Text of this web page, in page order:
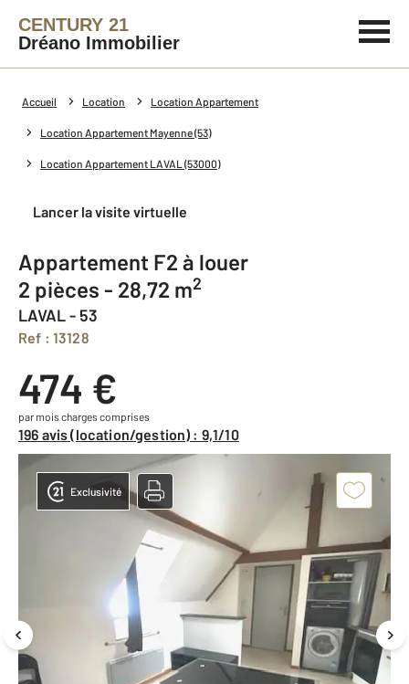
CENTURY 21
Dréano Immobilier
Accueil Location Location Appartement
Location Appartement Mayenne (53)
Location Appartement LAVAL (53000)
Lancer la visite virtuelle
Appartement F2 à louer
2 pièces - 28,72 m2
LAVAL - 53
Ref : 13128
474 €
par mois charges comprises
196 avis (location/gestion) : 9,1/10
Exclusivité